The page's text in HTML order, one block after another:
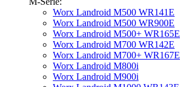
Worx Landroid M500 WR141E
Worx Landroid M500 WR900E
Worx Landroid M500+ WR165E
Worx Landroid M700 WR142E
Worx Landroid M700+ WR167E
Worx Landroid M800i
Worx Landroid M900i